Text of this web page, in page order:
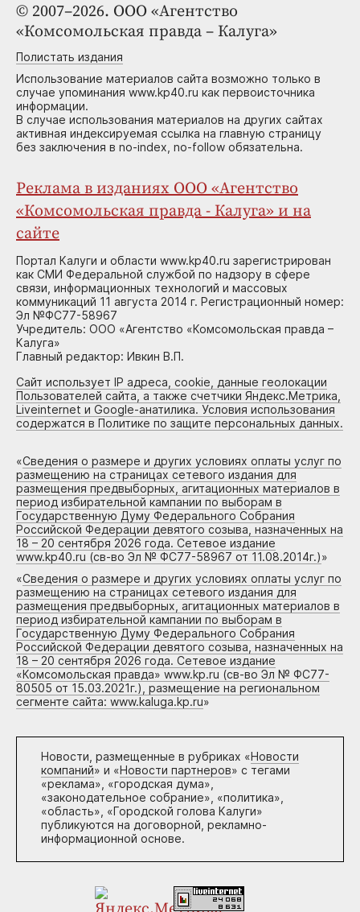
© 2007–2026. ООО «Агентство
«Комсомольская правда – Калуга»
Полистать издания
Использование материалов сайта возможно только в
случае упоминания www.kp40.ru как первоисточника
информации.
В случае использования материалов на других сайтах
активная индексируемая ссылка на главную страницу
без заключения в no-index, no-follow обязательна.
Реклама в изданиях ООО «Агентство
«Комсомольская правда - Калуга» и на
сайте
Портал Калуги и области www.kp40.ru зарегистрирован
как СМИ Федеральной службой по надзору в сфере
связи, информационных технологий и массовых
коммуникаций 11 августа 2014 г. Регистрационный номер:
Эл №ФС77-58967
Учредитель: ООО «Агентство «Комсомольская правда –
Калуга»
Главный редактор: Ивкин В.П.
Сайт использует IP адреса, cookie, данные геолокации
Пользователей сайта, а также счетчики Яндекс.Метрика,
Liveinternet и Google-анатилика. Условия использования
содержатся в Политике по защите персональных данных.
«Сведения о размере и других условиях оплаты услуг по
размещению на страницах сетевого издания для
размещения предвыборных, агитационных материалов в
период избирательной кампании по выборам в
Государственную Думу Федерального Собрания
Российской Федерации девятого созыва, назначенных на
18 – 20 сентября 2026 года. Сетевое издание
www.kp40.ru (св-во Эл № ФС77-58967 от 11.08.2014г.)»
«Сведения о размере и других условиях оплаты услуг по
размещению на страницах сетевого издания для
размещения предвыборных, агитационных материалов в
период избирательной кампании по выборам в
Государственную Думу Федерального Собрания
Российской Федерации девятого созыва, назначенных на
18 – 20 сентября 2026 года. Сетевое издание
«Комсомольская правда» www.kp.ru (св-во Эл № ФС77-
80505 от 15.03.2021г.), размещение на региональном
сегменте сайта: www.kaluga.kp.ru»
Новости, размещенные в рубриках «Новости
компаний» и «Новости партнеров» с тегами
«реклама», «городская дума»,
«законодательное собрание», «политика»,
«область», «Городской голова Калуги»
публикуются на договорной, рекламно-
информационной основе.